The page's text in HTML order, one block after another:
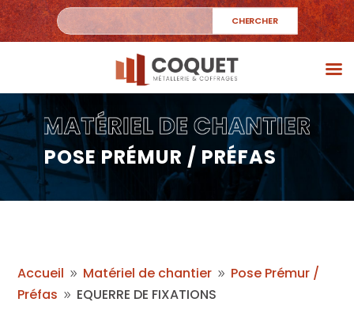
POSE PRÉMUR / PRÉFAS
Accueil 9 Matériel de chantier 9 Pose Prémur /
Préfas 9 EQUERRE DE FIXATIONS